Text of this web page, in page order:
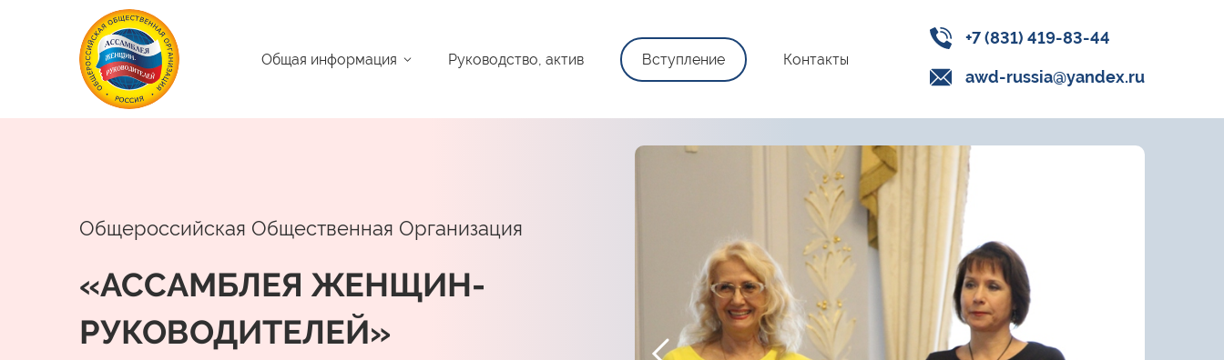
Общая информация Руководство, актив Вступление Контакты
+7 (831) 419-83-44
awd-russia@yandex.ru
Общероссийская Общественная Организация
«АССАМБЛЕЯ ЖЕНЩИН-
РУКОВОДИТЕЛЕЙ»